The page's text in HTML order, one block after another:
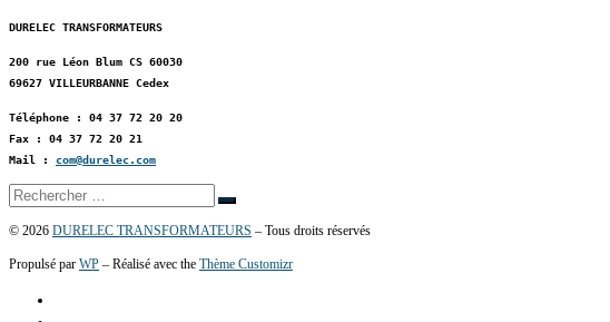
DURELEC TRANSFORMATEURS
200 rue Léon Blum CS 60030
69627 VILLEURBANNE Cedex
Téléphone : 04 37 72 20 20
Fax : 04 37 72 20 21
Mail : com@durelec.com
© 2026 DURELEC TRANSFORMATEURS – Tous droits réservés
Propulsé par WP – Réalisé avec the Thème Customizr